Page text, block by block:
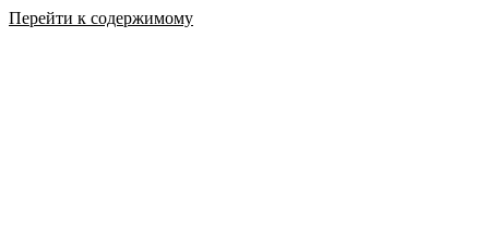
Перейти к содержимому